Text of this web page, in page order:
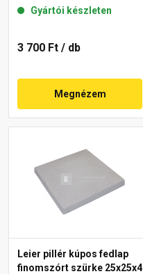
Gyártói készleten
3 700 Ft / db
Megnézem
Leier pillér kúpos fedlap
finomszórt szürke 25x25x4